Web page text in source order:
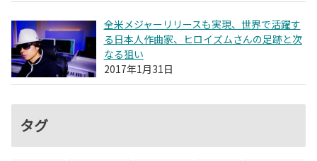
全米メジャーリリースも実現、世界で活躍す
る日本人作曲家、ヒロイズムさんの足跡と次
なる狙い
2017年1月31日
タグ